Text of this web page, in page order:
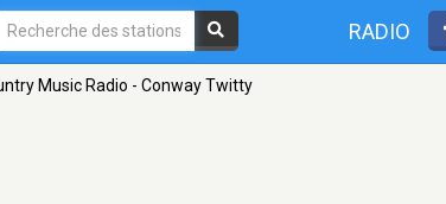
RADIO
Music Radio - Conway Twitty